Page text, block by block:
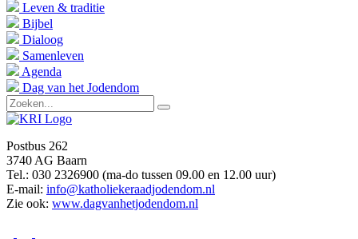
Leven & traditie
Bijbel
Dialoog
Samenleven
Agenda
Dag van het Jodendom
Postbus 262
3740 AG Baarn
Tel.: 030 2326900 (ma-do tussen 09.00 en 12.00 uur)
E-mail: info@katholiekeraadjodendom.nl
Zie ook: www.dagvanhetjodendom.nl